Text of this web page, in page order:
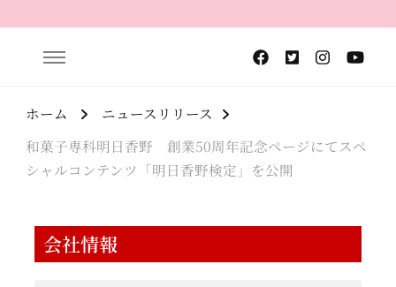
ホーム
ニュースリリース
和菓子専科明日香野 創業50周年記念ページにてスペ
シャルコンテンツ「明日香野検定」を公開
会社情報